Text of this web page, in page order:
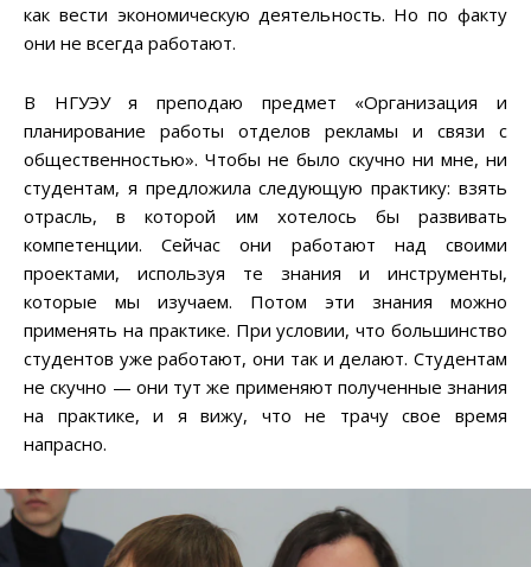
как вести экономическую деятельность. Но по факту
они не всегда работают.
В НГУЭУ я преподаю предмет «Организация и
планирование работы отделов рекламы и связи с
общественностью». Чтобы не было скучно ни мне, ни
студентам, я предложила следующую практику: взять
отрасль, в которой им хотелось бы развивать
компетенции. Сейчас они работают над своими
проектами, используя те знания и инструменты,
которые мы изучаем. Потом эти знания можно
применять на практике. При условии, что большинство
студентов уже работают, они так и делают. Студентам
не скучно — они тут же применяют полученные знания
на практике, и я вижу, что не трачу свое время
напрасно.